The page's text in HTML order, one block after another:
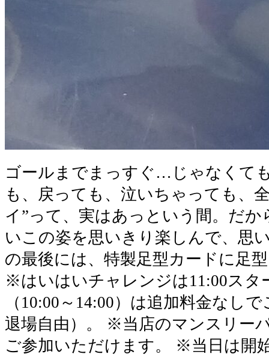
ゴールまでまっすぐ…じゃなくて
も、戻っても、泣いちゃっても、
イ”って、実はあっという間。だ
いこの姿を思いきり楽しんで、思
の最後には、特製足型カードに足
※はいはいチャレンジは11:00スタ
（10:00～14:00）は追加料金なし
退場自由）。 ※当店のマンスリー
ご参加いただけます。 ※当日は開